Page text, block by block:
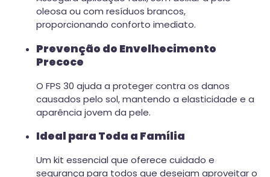
oleosa ou com resíduos brancos,
proporcionando conforto imediato.
Prevenção do Envelhecimento
Precoce
O FPS 30 ajuda a proteger contra os danos
causados pelo sol, mantendo a elasticidade e a
aparência jovem da pele.
Ideal para Toda a Família
Um kit essencial que oferece cuidado e
segurança para todos que desejam aproveitar o